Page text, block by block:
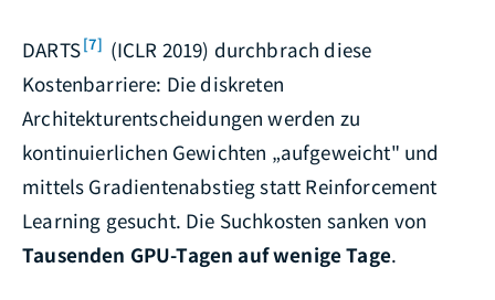
DARTS[7] (ICLR 2019) durchbrach diese
Kostenbarriere: Die diskreten
Architekturentscheidungen werden zu
kontinuierlichen Gewichten „aufgeweicht" und
mittels Gradientenabstieg statt Reinforcement
Learning gesucht. Die Suchkosten sanken von
Tausenden GPU-Tagen auf wenige Tage.